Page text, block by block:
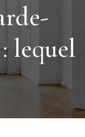
lequel